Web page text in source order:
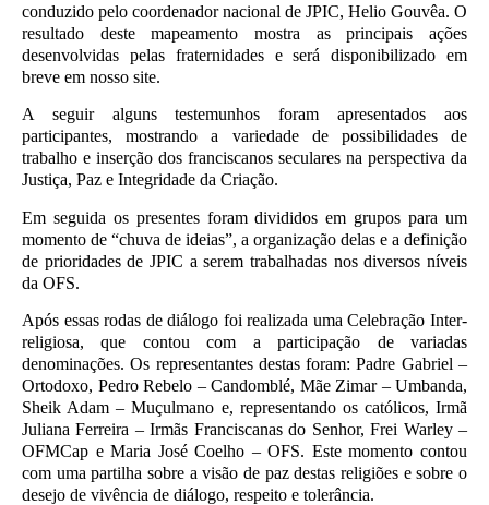
conduzido pelo coordenador nacional de JPIC, Helio Gouvêa. O
resultado deste mapeamento mostra as principais ações
desenvolvidas pelas fraternidades e será disponibilizado em
breve em nosso site.
A seguir alguns testemunhos foram apresentados aos
participantes, mostrando a variedade de possibilidades de
trabalho e inserção dos franciscanos seculares na perspectiva da
Justiça, Paz e Integridade da Criação.
Em seguida os presentes foram divididos em grupos para um
momento de “chuva de ideias”, a organização delas e a definição
de prioridades de JPIC a serem trabalhadas nos diversos níveis
da OFS.
Após essas rodas de diálogo foi realizada uma Celebração Inter-
religiosa, que contou com a participação de variadas
denominações. Os representantes destas foram: Padre Gabriel –
Ortodoxo, Pedro Rebelo – Candomblé, Mãe Zimar – Umbanda,
Sheik Adam – Muçulmano e, representando os católicos, Irmã
Juliana Ferreira – Irmãs Franciscanas do Senhor, Frei Warley –
OFMCap e Maria José Coelho – OFS. Este momento contou
com uma partilha sobre a visão de paz destas religiões e sobre o
desejo de vivência de diálogo, respeito e tolerância.